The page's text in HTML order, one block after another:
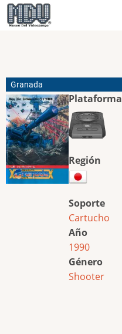
Pasar
al
Granada
Plataforma
Región
Soporte
Cartucho
Año
1990
Género
Shooter